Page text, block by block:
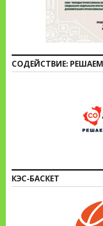
СОДЕЙСТВИЕ:
КЭС-БАСКЕТ